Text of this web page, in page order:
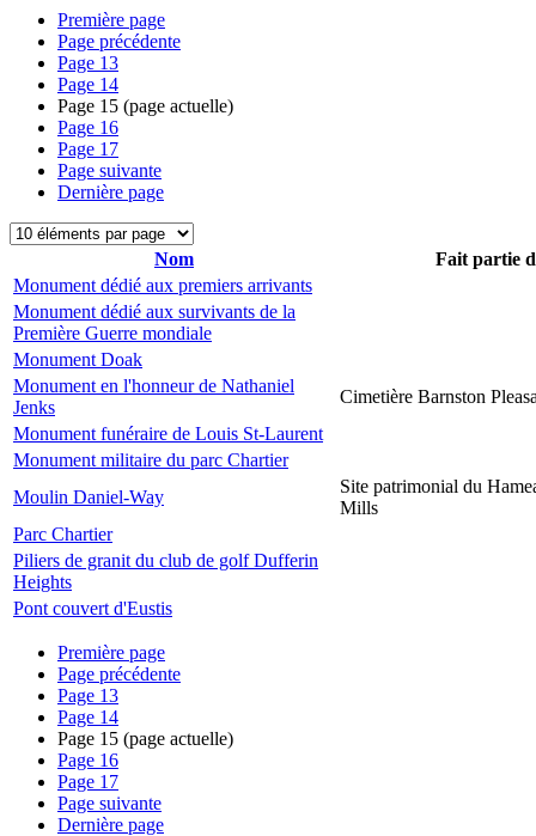
Première page
Page précédente
Page 13
Page 14
Page 15 (page actuelle)
Page 16
Page 17
Page suivante
Dernière page
Nom
Fait partie
Monument dédié aux premiers arrivants
Monument dédié aux survivants de la
Première Guerre mondiale
Monument Doak
Monument en l'honneur de Nathaniel
Jenks
Cimetière Barnston
Monument funéraire de Louis St-Laurent
Monument militaire du parc Chartier
Moulin Daniel-Way
Site patrimonial du
Mills
Parc Chartier
Piliers de granit du club de golf Dufferin
Heights
Pont couvert d'Eustis
Première page
Page précédente
Page 13
Page 14
Page 15 (page actuelle)
Page 16
Page 17
Page suivante
Dernière page